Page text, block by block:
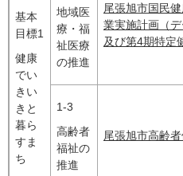
基本
目標1
健康
でい
きい
きと
暮ら
すま
ち
地域医
療・福
祉医療
の推進
尾張旭市国民
業実施計画（デ
及び第4期特定
1-3
高齢者
福祉の
推進
尾張旭市高齢